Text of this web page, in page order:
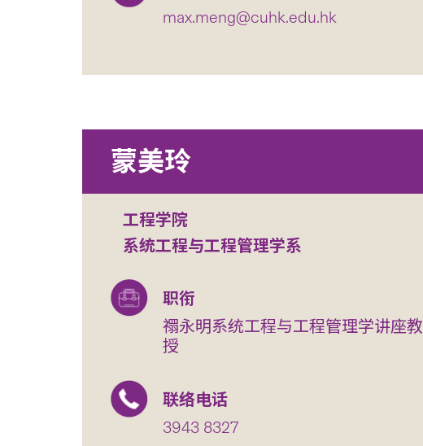
max.meng@cuhk.edu.hk
蒙美玲
工程学院
系统工程与工程管理学系
职衔
禤永明系统工程与工程管理学讲座教
授
联络电话
3943 8327